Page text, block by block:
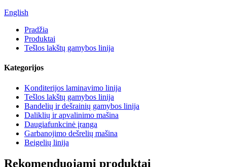
English
Pradžia
Produktai
Tešlos lakštų gamybos linija
Kategorijos
Konditerijos laminavimo linija
Tešlos lakštų gamybos linija
Bandelių ir dešrainių gamybos linija
Daliklių ir apvalinimo mašina
Daugiafunkcinė įranga
Garbanojimo dešrelių mašina
Beigelių linija
Rekomenduojami produktai